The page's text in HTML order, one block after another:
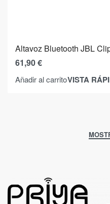
Altavoz Bluetooth JBL
61,90€
Añadir al carritoVISTA